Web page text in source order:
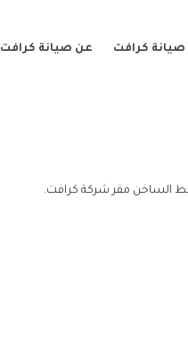
صيانة كرافت عن صيانة كرافت
الساخن مقر شركة كرافت.